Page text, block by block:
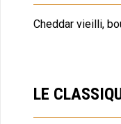
Cheddar vieilli,
LE